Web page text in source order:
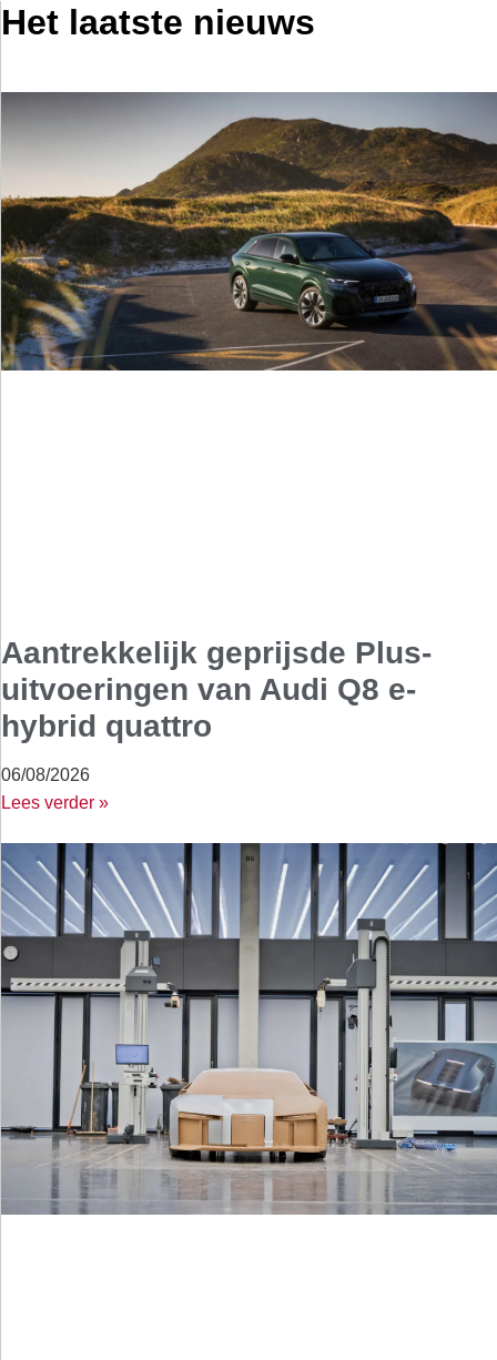
Het laatste nieuws
Aantrekkelijk geprijsde Plus-
uitvoeringen van Audi Q8 e-
hybrid quattro
06/08/2026
Lees verder »